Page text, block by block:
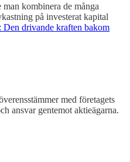
kombinera de många
på investerat kapital
drivande kraften bakom
med företagets
ansvar gentemot aktieägarna.